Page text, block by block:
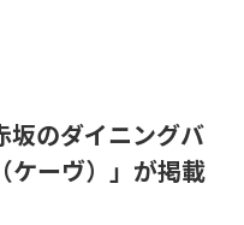
坂のダイニングバ
ーヴ）」が掲載